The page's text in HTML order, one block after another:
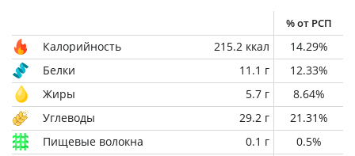
% от РСП
Калорийность 215.2 ккал 14.29%
Белки
11.1 г 12.33%
Жиры
5.7 г 8.64%
Углеводы
29.2 г 21.31%
Пищевые волокна
0.1 г 0.5%